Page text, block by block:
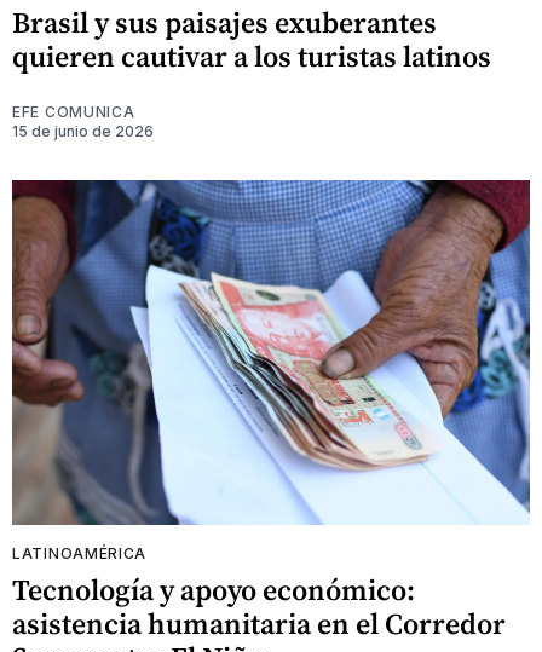
Brasil y sus paisajes exuberantes
quieren cautivar a los turistas latinos
EFE COMUNICA
15 de junio de 2026
LATINOAMÉRICA
Tecnología y apoyo económico:
asistencia humanitaria en el Corredor